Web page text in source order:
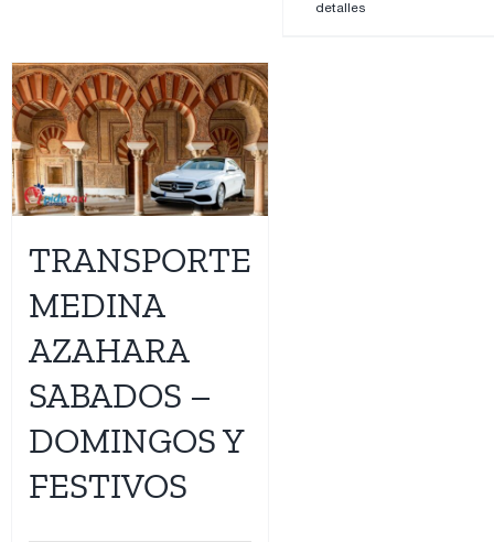
detalles
TRANSPORTE
MEDINA
AZAHARA
SABADOS –
DOMINGOS Y
FESTIVOS